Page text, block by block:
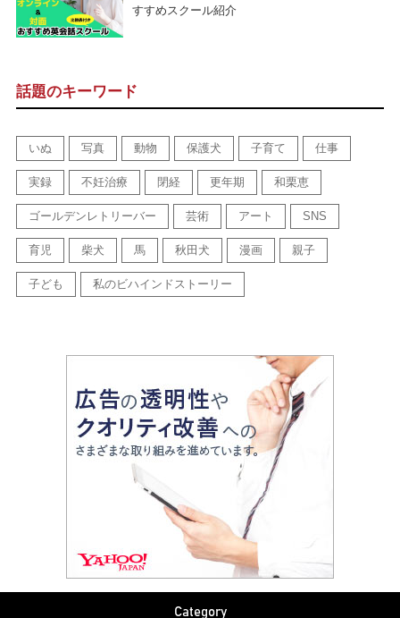
すすめスクール紹介
話題のキーワード
いぬ 写真 動物 保護犬 子育て 仕事
実録 不妊治療 閉経 更年期 和栗恵
ゴールデンレトリーバー 芸術 アート SNS
育児 柴犬 馬 秋田犬 漫画 親子
子ども 私のビハインドストーリー
Category